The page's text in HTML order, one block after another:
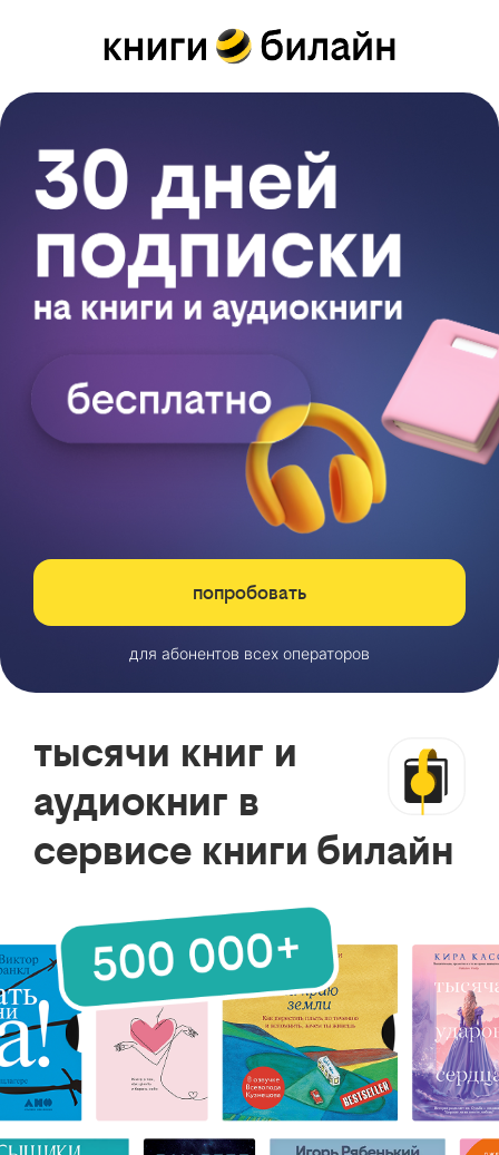
попробовать
для абонентов всех операторов
тысячи книг и
аудиокниг в
сервисе книги билайн